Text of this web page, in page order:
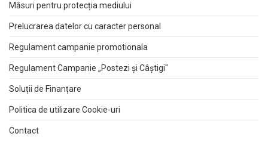
Măsuri pentru protecția mediului
Prelucrarea datelor cu caracter personal
Regulament campanie promotionala
Regulament Campanie „Postezi și Câștigi"
Soluții de Finanțare
Politica de utilizare Cookie-uri
Contact